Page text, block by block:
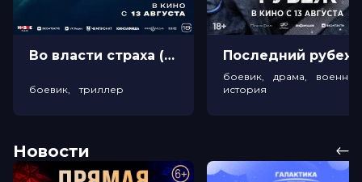
Во власти страха (18+)
боевик, триллер
боевик, драма,
история
Новости